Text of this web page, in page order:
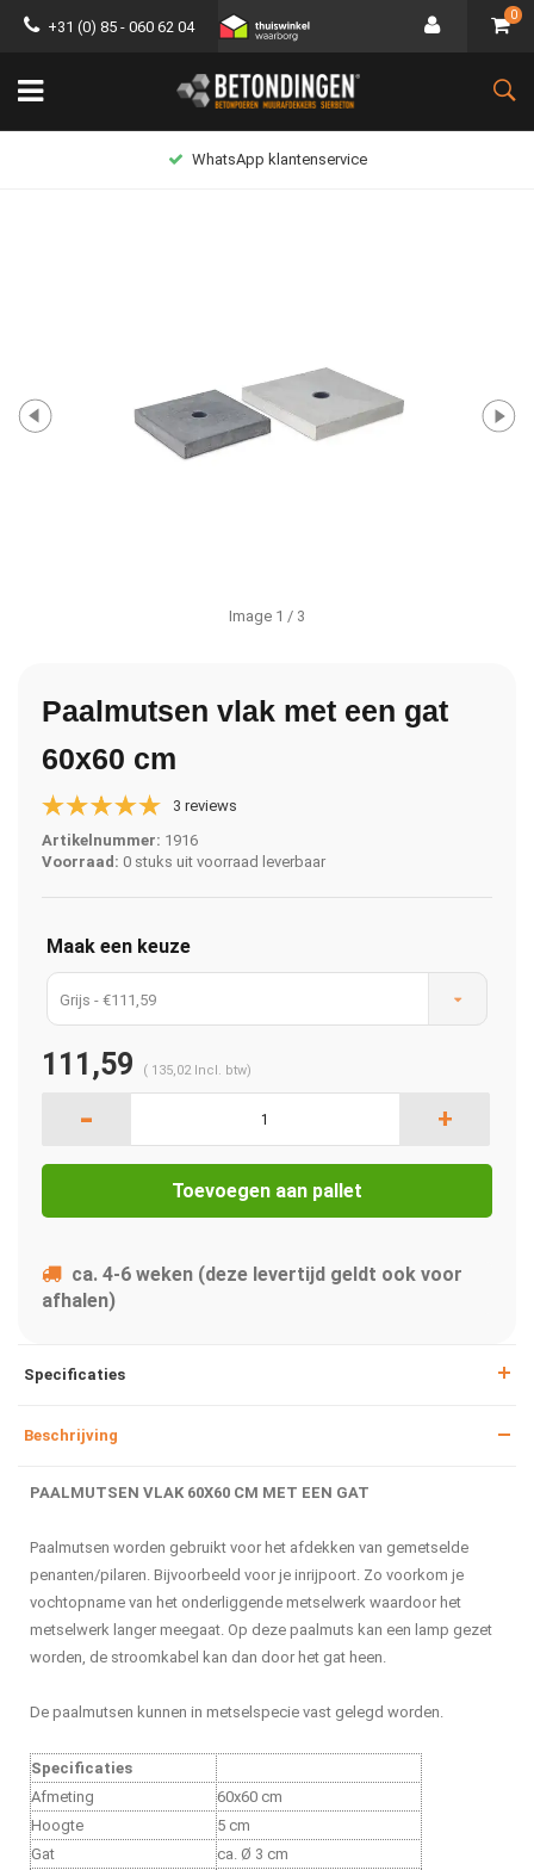
+31 (0) 85 - 060 62 04
0
WhatsApp klantenservice
Image 1 / 3
Paalmutsen vlak met een gat
60x60 cm
3 reviews
Artikelnummer: 1916
Voorraad: 0 stuks uit voorraad leverbaar
Maak een keuze
Grijs - €111,59
111,59 ( 135,02 Incl. btw)
- +
Toevoegen aan pallet
ca. 4-6 weken (deze levertijd geldt ook voor
afhalen)
Specificaties
Beschrijving
PAALMUTSEN VLAK 60X60 CM MET EEN GAT
Paalmutsen worden gebruikt voor het afdekken van gemetselde
penanten/pilaren. Bijvoorbeeld voor je inrijpoort. Zo voorkom je
vochtopname van het onderliggende metselwerk waardoor het
metselwerk langer meegaat. Op deze paalmuts kan een lamp gezet
worden, de stroomkabel kan dan door het gat heen.
De paalmutsen kunnen in metselspecie vast gelegd worden.
Specificaties
Afmeting
60x60 cm
Hoogte
5 cm
Gat
ca. Ø 3 cm